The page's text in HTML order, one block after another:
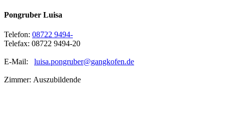
Pongruber Luisa
Telefon: 08722 9494-
Telefax: 08722 9494-20
E-Mail: luisa.pongruber@gangkofen.de
Zimmer: Auszubildende